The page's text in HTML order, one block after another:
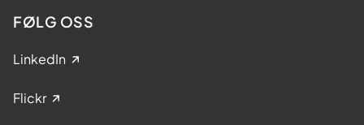
FØLG OSS
LinkedIn
Flickr